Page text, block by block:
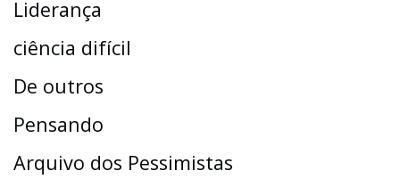
Liderança
ciência difícil
De outros
Pensando
Arquivo dos Pessimistas